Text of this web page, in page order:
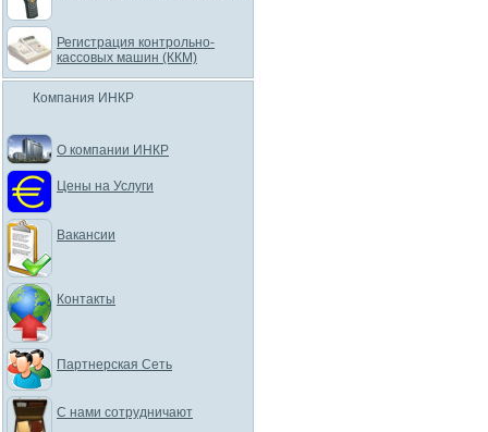
Регистрация контрольно-
кассовых машин (ККМ)
Компания ИНКР
О компании ИНКР
Цены на Услуги
Вакансии
Контакты
Партнерская Сеть
С нами сотрудничают